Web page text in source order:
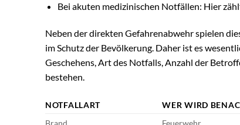
Bei akuten medizinischen Notfällen: Hier
Neben der direkten Gefahrenabwehr spielen
im Schutz der Bevölkerung. Daher ist es
Geschehens, Art des Notfalls, Anzahl der
bestehen.
NOTFALLART WER WIRD
Brand
Feuerwehr